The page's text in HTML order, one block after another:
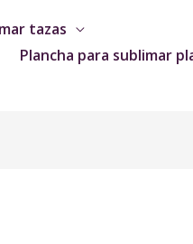
tazas
Plancha para sublimar